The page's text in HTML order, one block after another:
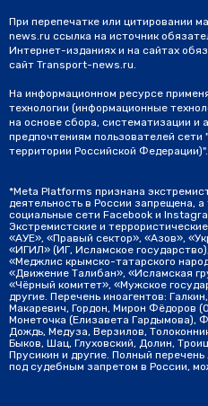
При перепечатке или цитировании
news.ru ссылка на источник
Интернет-изданиях и на сайтах
сайт Transport-news.ru.
На информационном ресурсе
технологии (информационные
на основе сбора, систематизации и
предпочтениям пользователей сети
территории Российской Федерации)".
*Meta Platforms признана
деятельность в России запрещена,
социальные сети Facebook и
Экстремистские и
«АУЕ», «Правый сектор», «Азов»,
«ИГИЛ» (ИГ, Исламское
«Меджлис крымско-татарского
«Движение Талибан», «Исламская
«Чёрный комитет», «Мужское
другие. Перечень иноагентов:
Макаревич, Гордон, Мирон Фёдоров
Монеточка (Елизавета Гардымова),
Дождь, Медуза, Верзилов,
Быков, Шац, Глуховский, Долин,
Прусикин и другие. Полный
под судебным запретом в России,